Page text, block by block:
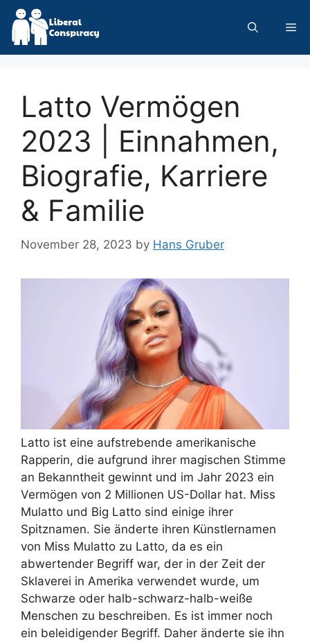
Skip
content
Latto Vermögen
2023 | Einnahmen,
Biografie, Karriere
& Familie
November 28, 2023 by Hans Gruber
Latto ist eine aufstrebende amerikanische
Rapperin, die aufgrund ihrer magischen Stimme
an Bekanntheit gewinnt und im Jahr 2023 ein
Vermögen von 2 Millionen US-Dollar hat. Miss
Mulatto und Big Latto sind einige ihrer
Spitznamen. Sie änderte ihren Künstlernamen
von Miss Mulatto zu Latto, da es ein
abwertender Begriff war, der in der Zeit der
Sklaverei in Amerika verwendet wurde, um
Schwarze oder halb-schwarz-halb-weiße
Menschen zu beschreiben. Es ist immer noch
ein beleidigender Begriff. Daher änderte sie ihn